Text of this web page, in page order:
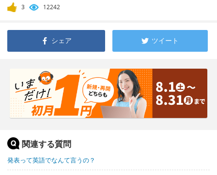
3 12242
シェア ツイート
関連する質問
発表って英語でなんて言うの？